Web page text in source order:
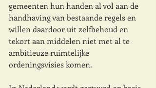
gemeenten hun handen al vol aan de
handhaving van bestaande regels en
willen daardoor uit zelfbehoud en
tekort aan middelen niet met al te
ambitieuze ruimtelijke
ordeningsvisies komen.